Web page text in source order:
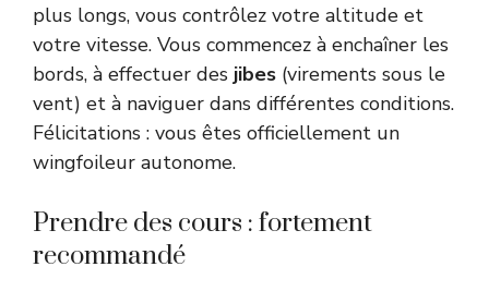
plus longs, vous contrôlez votre altitude et
votre vitesse. Vous commencez à enchaîner les
bords, à effectuer des jibes (virements sous le
vent) et à naviguer dans différentes conditions.
Félicitations : vous êtes officiellement un
wingfoileur autonome.
Prendre des cours : fortement
recommandé